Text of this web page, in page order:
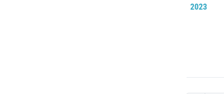
2023